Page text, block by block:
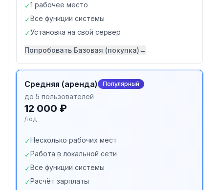
✓1 рабочее место
✓Все функции системы
✓Установка на свой сервер
Попробовать Базовая (покупка)→
Средняя (аренда) Популярный
до 5 пользователей
12 000 ₽
/год
✓Несколько рабочих мест
✓Работа в локальной сети
✓Все функции системы
✓Расчёт зарплаты